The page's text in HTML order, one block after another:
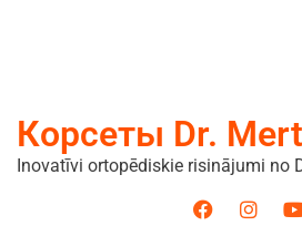
Корсеты Dr.
Inovatīvi ortopēdiskie risinājumi no